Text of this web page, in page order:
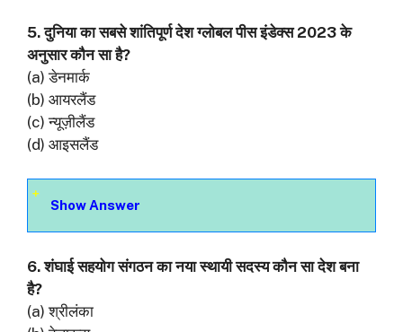
5. दुनिया का सबसे शांतिपूर्ण देश ग्लोबल पीस इंडेक्स 2023 के
अनुसार कौन सा है?
(a) डेनमार्क
(b) आयरलैंड
(c) न्यूज़ीलैंड
(d) आइसलैंड
Show Answer
6. शंघाई सहयोग संगठन का नया स्थायी सदस्य कौन सा देश बना
है?
(a) श्रीलंका